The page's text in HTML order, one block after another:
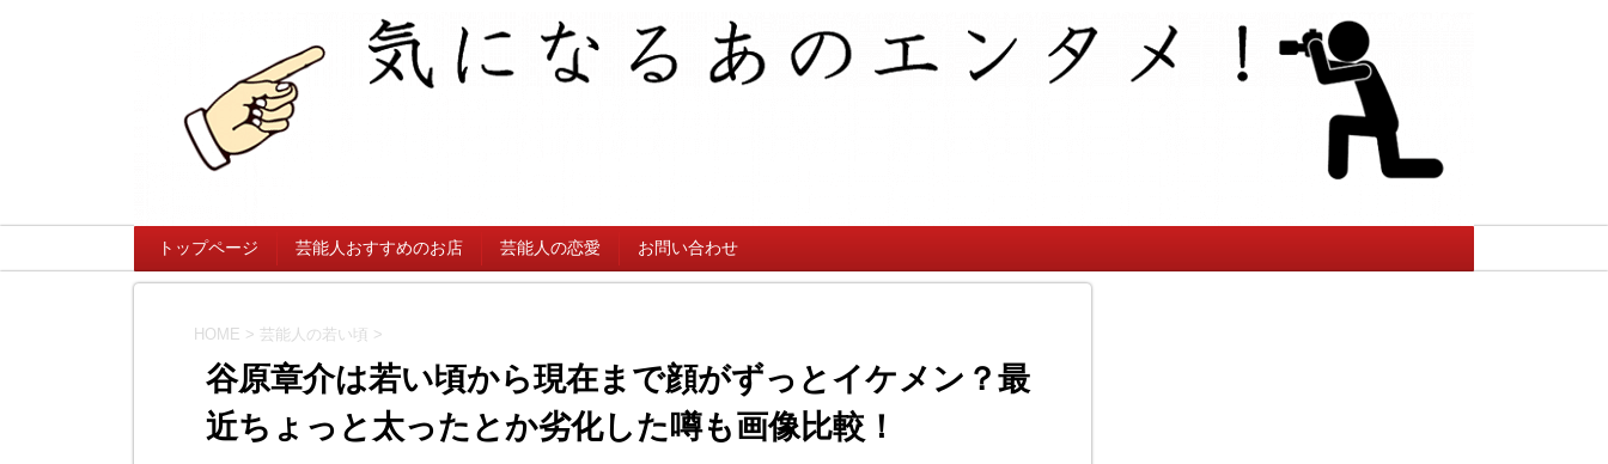
トップページ 芸能人おすすめのお店 芸能人の恋愛 お問い合わせ
HOME > 芸能人の若い頃 >
谷原章介は若い頃から現在まで顔がずっとイケメン？最
近ちょっと太ったとか劣化した噂も画像比較！